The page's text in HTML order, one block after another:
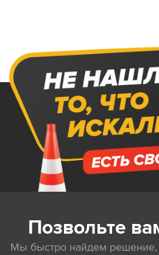
Позвольте
Мы быстро найдем